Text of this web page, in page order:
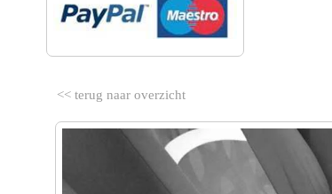
<< terug naar overzicht